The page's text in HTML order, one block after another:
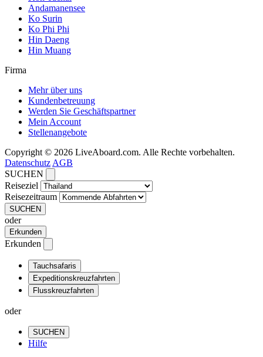
Andamanensee
Ko Surin
Ko Phi Phi
Hin Daeng
Hin Muang
Firma
Mehr über uns
Kundenbetreuung
Werden Sie Geschäftspartner
Mein Account
Stellenangebote
Copyright © 2026 LiveAboard.com. Alle Rechte vorbehalten.
Datenschutz AGB
SUCHEN
Reiseziel
Reisezeitraum
SUCHEN
oder
Erkunden
Erkunden
Tauchsafaris
Expeditionskreuzfahrten
Flusskreuzfahrten
oder
SUCHEN
Hilfe